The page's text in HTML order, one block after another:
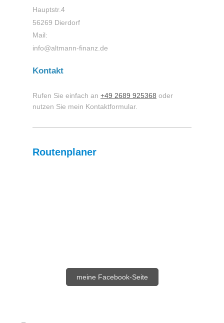
Hauptstr.4
56269 Dierdorf
Mail:
info@altmann-finanz.de
Kontakt
Rufen Sie einfach an +49 2689 925368 oder
nutzen Sie mein Kontaktformular.
Routenplaner
meine Facebook-Seite